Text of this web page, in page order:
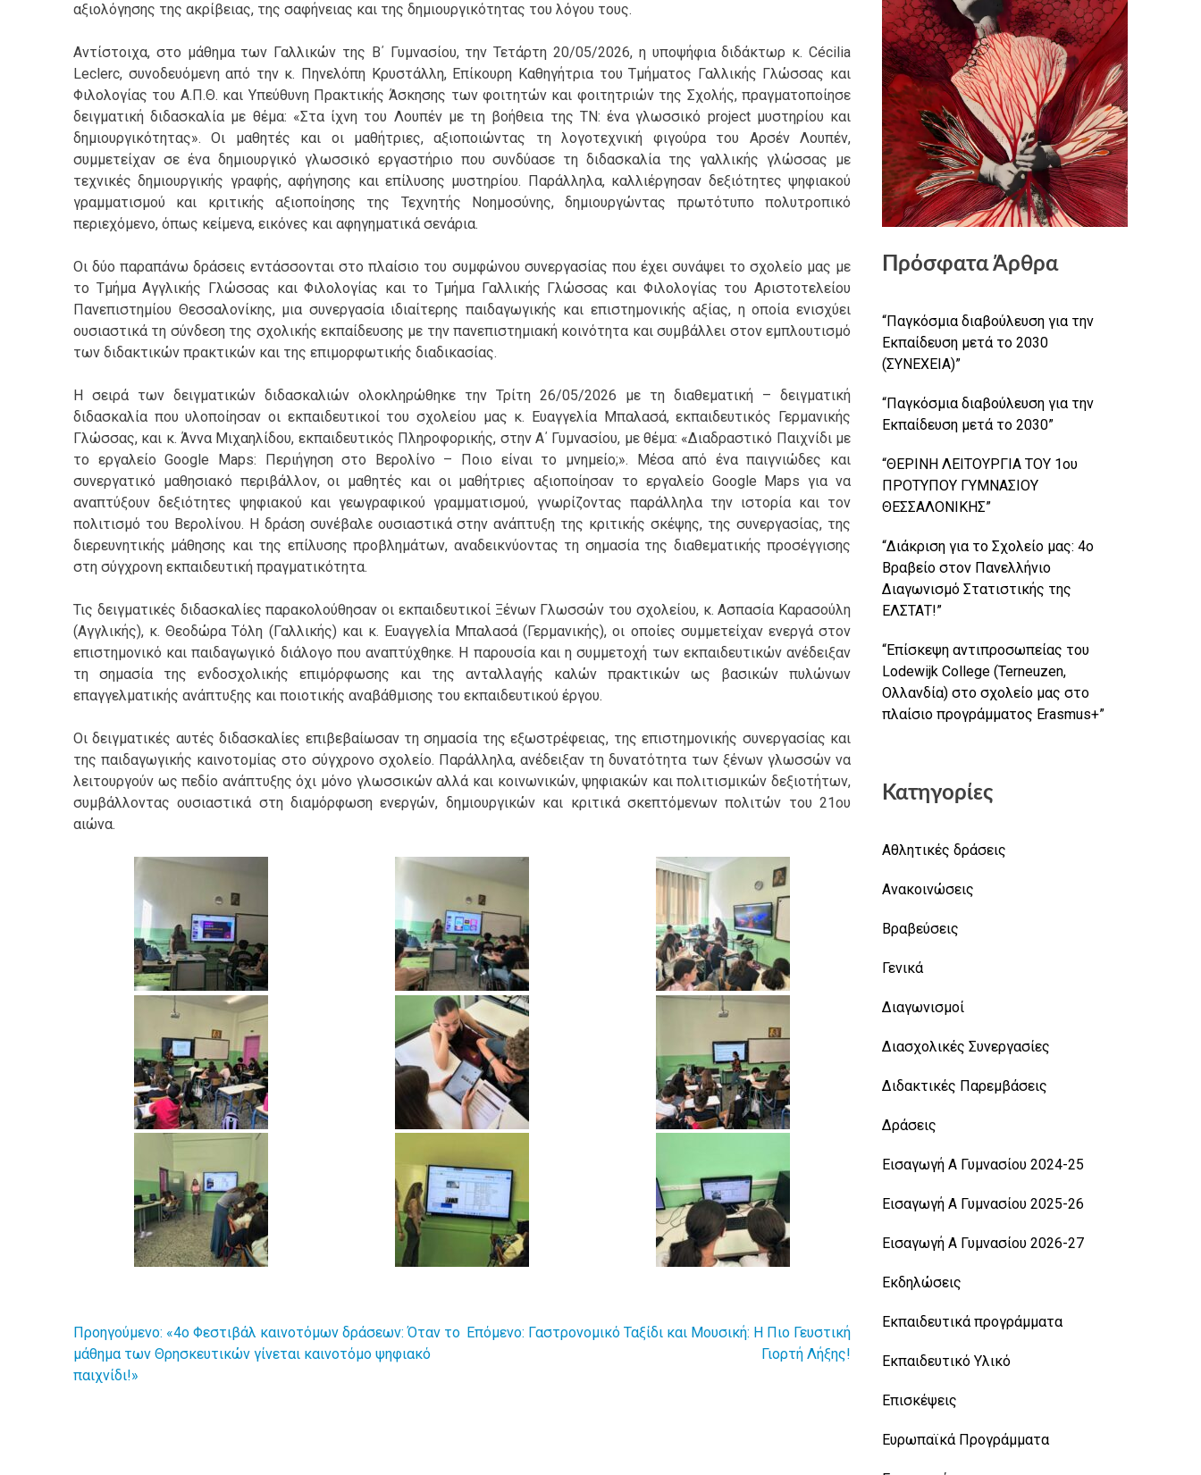
αξιολόγησης της ακρίβειας, της σαφήνειας και της δημιουργικότητας του λόγου τους.
Αντίστοιχα, στο μάθημα των Γαλλικών της Β΄ Γυμνασίου, την Τετάρτη 20/05/2026, η υποψήφια διδάκτωρ κ. Cécilia
Leclerc, συνοδευόμενη από την κ. Πηνελόπη Κρυστάλλη, Επίκουρη Καθηγήτρια του Τμήματος Γαλλικής Γλώσσας και
Φιλολογίας του Α.Π.Θ. και Υπεύθυνη Πρακτικής Άσκησης των φοιτητών και φοιτητριών της Σχολής, πραγματοποίησε
δειγματική διδασκαλία με θέμα: «Στα ίχνη του Λουπέν με τη βοήθεια της ΤΝ: ένα γλωσσικό project μυστηρίου και
δημιουργικότητας». Οι μαθητές και οι μαθήτριες, αξιοποιώντας τη λογοτεχνική φιγούρα του Αρσέν Λουπέν,
συμμετείχαν σε ένα δημιουργικό γλωσσικό εργαστήριο που συνδύασε τη διδασκαλία της γαλλικής γλώσσας με
τεχνικές δημιουργικής γραφής, αφήγησης και επίλυσης μυστηρίου. Παράλληλα, καλλιέργησαν δεξιότητες ψηφιακού
γραμματισμού και κριτικής αξιοποίησης της Τεχνητής Νοημοσύνης, δημιουργώντας πρωτότυπο πολυτροπικό
περιεχόμενο, όπως κείμενα, εικόνες και αφηγηματικά σενάρια.
Οι δύο παραπάνω δράσεις εντάσσονται στο πλαίσιο του συμφώνου συνεργασίας που έχει συνάψει το σχολείο μας με
το Τμήμα Αγγλικής Γλώσσας και Φιλολογίας και το Τμήμα Γαλλικής Γλώσσας και Φιλολογίας του Αριστοτελείου
Πανεπιστημίου Θεσσαλονίκης, μια συνεργασία ιδιαίτερης παιδαγωγικής και επιστημονικής αξίας, η οποία ενισχύει
ουσιαστικά τη σύνδεση της σχολικής εκπαίδευσης με την πανεπιστημιακή κοινότητα και συμβάλλει στον εμπλουτισμό
των διδακτικών πρακτικών και της επιμορφωτικής διαδικασίας.
Η σειρά των δειγματικών διδασκαλιών ολοκληρώθηκε την Τρίτη 26/05/2026 με τη διαθεματική – δειγματική
διδασκαλία που υλοποίησαν οι εκπαιδευτικοί του σχολείου μας κ. Ευαγγελία Μπαλασά, εκπαιδευτικός Γερμανικής
Γλώσσας, και κ. Άννα Μιχαηλίδου, εκπαιδευτικός Πληροφορικής, στην Α΄ Γυμνασίου, με θέμα: «Διαδραστικό Παιχνίδι με
το εργαλείο Google Maps: Περιήγηση στο Βερολίνο – Ποιο είναι το μνημείο;». Μέσα από ένα παιγνιώδες και
συνεργατικό μαθησιακό περιβάλλον, οι μαθητές και οι μαθήτριες αξιοποίησαν το εργαλείο Google Maps για να
αναπτύξουν δεξιότητες ψηφιακού και γεωγραφικού γραμματισμού, γνωρίζοντας παράλληλα την ιστορία και τον
πολιτισμό του Βερολίνου. Η δράση συνέβαλε ουσιαστικά στην ανάπτυξη της κριτικής σκέψης, της συνεργασίας, της
διερευνητικής μάθησης και της επίλυσης προβλημάτων, αναδεικνύοντας τη σημασία της διαθεματικής προσέγγισης
στη σύγχρονη εκπαιδευτική πραγματικότητα.
Τις δειγματικές διδασκαλίες παρακολούθησαν οι εκπαιδευτικοί Ξένων Γλωσσών του σχολείου, κ. Ασπασία Καρασούλη
(Αγγλικής), κ. Θεοδώρα Τόλη (Γαλλικής) και κ. Ευαγγελία Μπαλασά (Γερμανικής), οι οποίες συμμετείχαν ενεργά στον
επιστημονικό και παιδαγωγικό διάλογο που αναπτύχθηκε. Η παρουσία και η συμμετοχή των εκπαιδευτικών ανέδειξαν
τη σημασία της ενδοσχολικής επιμόρφωσης και της ανταλλαγής καλών πρακτικών ως βασικών πυλώνων
επαγγελματικής ανάπτυξης και ποιοτικής αναβάθμισης του εκπαιδευτικού έργου.
Οι δειγματικές αυτές διδασκαλίες επιβεβαίωσαν τη σημασία της εξωστρέφειας, της επιστημονικής συνεργασίας και
της παιδαγωγικής καινοτομίας στο σύγχρονο σχολείο. Παράλληλα, ανέδειξαν τη δυνατότητα των ξένων γλωσσών να
λειτουργούν ως πεδίο ανάπτυξης όχι μόνο γλωσσικών αλλά και κοινωνικών, ψηφιακών και πολιτισμικών δεξιοτήτων,
συμβάλλοντας ουσιαστικά στη διαμόρφωση ενεργών, δημιουργικών και κριτικά σκεπτόμενων πολιτών του 21ου
αιώνα.
Πλοήγηση
άρθρων
Προηγούμενο: «4ο Φεστιβάλ καινοτόμων δράσεων: Όταν το
μάθημα των Θρησκευτικών γίνεται καινοτόμο ψηφιακό
παιχνίδι!»
Επόμενο: Γαστρονομικό Ταξίδι και Μουσική: Η Πιο Γευστική
Γιορτή Λήξης!
Πρόσφατα Άρθρα
“Παγκόσμια διαβούλευση για την
Εκπαίδευση μετά το 2030
(ΣΥΝΕΧΕΙΑ)”
“Παγκόσμια διαβούλευση για την
Εκπαίδευση μετά το 2030”
“ΘΕΡΙΝΗ ΛΕΙΤΟΥΡΓΙΑ ΤΟΥ 1ου
ΠΡΟΤΥΠΟΥ ΓΥΜΝΑΣΙΟΥ
ΘΕΣΣΑΛΟΝΙΚΗΣ”
“Διάκριση για το Σχολείο μας: 4ο
Βραβείο στον Πανελλήνιο
Διαγωνισμό Στατιστικής της
ΕΛΣΤΑΤ!”
“Επίσκεψη αντιπροσωπείας του
Lodewijk College (Terneuzen,
Ολλανδία) στο σχολείο μας στο
πλαίσιο προγράμματος Erasmus+”
Κατηγορίες
Αθλητικές δράσεις
Ανακοινώσεις
Βραβεύσεις
Γενικά
Διαγωνισμοί
Διασχολικές Συνεργασίες
Διδακτικές Παρεμβάσεις
Δράσεις
Εισαγωγή Α Γυμνασίου 2024-25
Εισαγωγή Α Γυμνασίου 2025-26
Εισαγωγή Α Γυμνασίου 2026-27
Εκδηλώσεις
Εκπαιδευτικά προγράμματα
Εκπαιδευτικό Υλικό
Επισκέψεις
Ευρωπαϊκά Προγράμματα